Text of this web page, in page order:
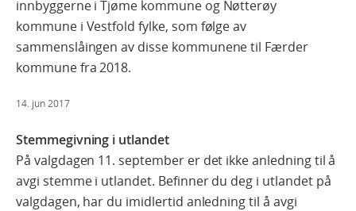
innbyggerne i Tjøme kommune og Nøtterøy
kommune i Vestfold fylke, som følge av
sammenslåingen av disse kommunene til Færder
kommune fra 2018.
14. jun 2017
Stemmegivning i utlandet
På valgdagen 11. september er det ikke anledning til å
avgi stemme i utlandet. Befinner du deg i utlandet på
valgdagen, har du imidlertid anledning til å avgi